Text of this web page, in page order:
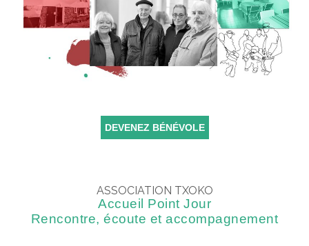
DEVENEZ BÉNÉVOLE
ASSOCIATION TXOKO
Accueil Point Jour
Rencontre, écoute et accompagnement